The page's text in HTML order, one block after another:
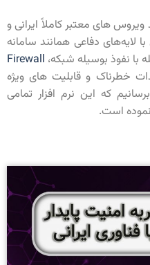
های معتبر کاملاً ایرانی و
لایه‌های دفاعی همانند سامانه
با نفوذ بوسیله شبکه، Firewall
خطرناک و قابلیت های ویژه
که این نرم افزار تمامی
است.